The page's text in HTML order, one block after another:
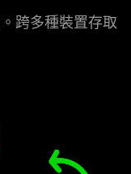
跨多種裝置存取